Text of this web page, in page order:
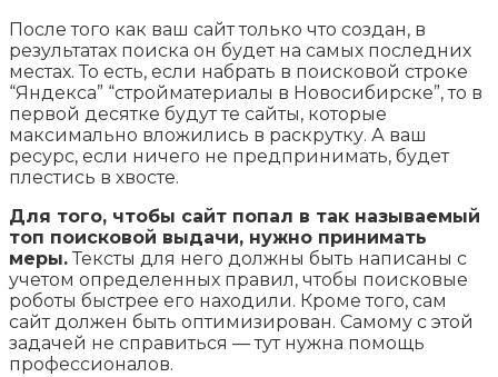
После того как ваш сайт только что создан, в
результатах поиска он будет на самых последних
местах. То есть, если набрать в поисковой строке
“Яндекса” “стройматериалы в Новосибирске”, то в
первой десятке будут те сайты, которые
максимально вложились в раскрутку. А ваш
ресурс, если ничего не предпринимать, будет
плестись в хвосте.
Для того, чтобы сайт попал в так называемый
топ поисковой выдачи, нужно принимать
меры. Тексты для него должны быть написаны с
учетом определенных правил, чтобы поисковые
роботы быстрее его находили. Кроме того, сам
сайт должен быть оптимизирован. Самому с этой
задачей не справиться — тут нужна помощь
профессионалов.